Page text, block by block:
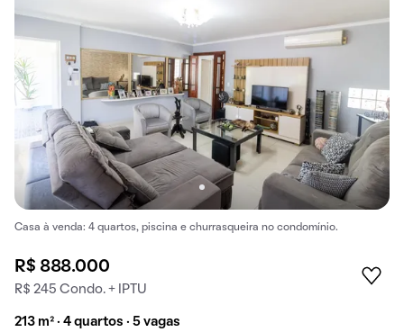
Casa à venda: 4 quartos, piscina e churrasqueira no condomínio.
R$ 888.000
R$ 245 Condo. + IPTU
213 m² · 4 quartos · 5 vagas